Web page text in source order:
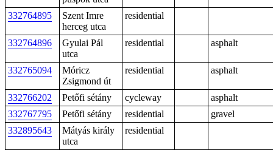
332764895
Szent Imre
herceg utca
residential
332764896
Gyulai Pál
utca
residential asphalt
332765094
Móricz
Zsigmond út
residential asphalt
332766202 Petőfi sétány cycleway
asphalt
332767795
Petőfi sétány residential
gravel
332895643
Mátyás király
utca
residential